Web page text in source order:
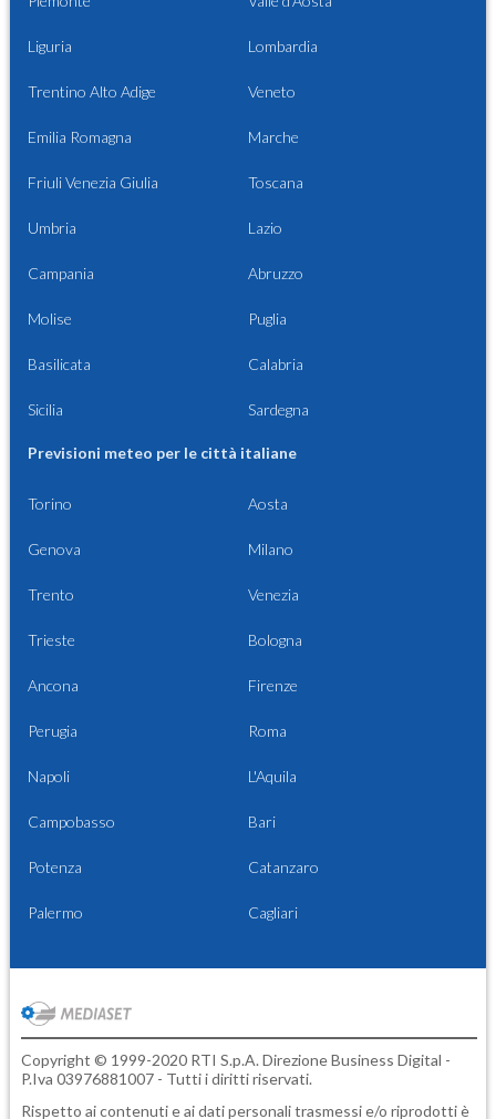
Liguria Lombardia
Trentino Alto Adige Veneto
Emilia Romagna Marche
Friuli Venezia Giulia Toscana
Umbria Lazio
Campania Abruzzo
Molise Puglia
Basilicata Calabria
Sicilia Sardegna
Previsioni meteo per le città italiane
Torino Aosta
Genova Milano
Trento Venezia
Trieste Bologna
Ancona Firenze
Perugia Roma
Napoli L'Aquila
Campobasso Bari
Potenza Catanzaro
Palermo Cagliari
Copyright © 1999-2020 RTI S.p.A. Direzione Business Digital -
P.Iva 03976881007 - Tutti i diritti riservati.
Rispetto ai contenuti e ai dati personali trasmessi e/o riprodotti è